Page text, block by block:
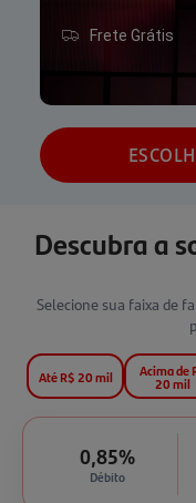
Frete Grátis
Descubra a
Selecione sua faixa de
Até R$ 20 mil Acima de
20 mil
0,85%
Débito